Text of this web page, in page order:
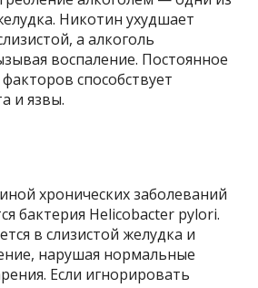
Никотин ухудшает
а алкоголь
воспаление. Постоянное
способствует
и язвы.
хронических заболеваний
бактерия Helicobacter pylori.
в слизистой желудка и
нарушая нормальные
Если игнорировать